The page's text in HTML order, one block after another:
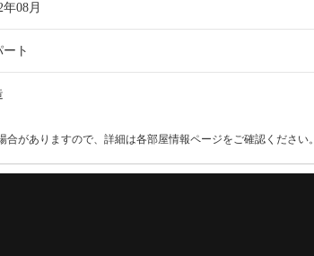
年08月
ート
がありますので、詳細は各部屋情報ページをご確認ください。